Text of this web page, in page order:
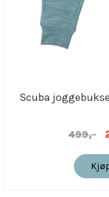
Scuba
499,-